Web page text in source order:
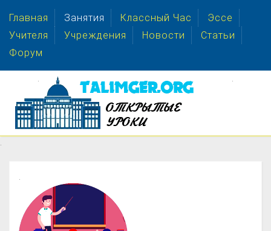
Главная Занятия Классный Час
Эссе
Учителя
Учреждения Новости
Статьи
Форум
.
.
. .